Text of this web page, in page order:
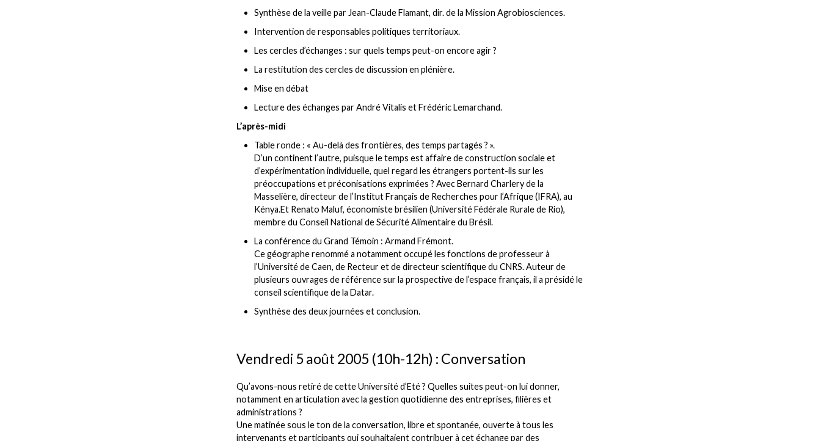
Synthèse de la veille par Jean-Claude Flamant, dir. de la Mission Agrobiosciences.
Intervention de responsables politiques territoriaux.
Les cercles d’échanges : sur quels temps peut-on encore agir ?
La restitution des cercles de discussion en plénière.
Mise en débat
Lecture des échanges par André Vitalis et Frédéric Lemarchand.
L’après-midi
Table ronde : « Au-delà des frontières, des temps partagés ? ».
D’un continent l’autre, puisque le temps est affaire de construction sociale et
d’expérimentation individuelle, quel regard les étrangers portent-ils sur les
préoccupations et préconisations exprimées ? Avec Bernard Charlery de la
Masselière, directeur de l’Institut Français de Recherches pour l’Afrique (IFRA), au
Kénya.Et Renato Maluf, économiste brésilien (Université Fédérale Rurale de Rio),
membre du Conseil National de Sécurité Alimentaire du Brésil.
La conférence du Grand Témoin : Armand Frémont.
Ce géographe renommé a notamment occupé les fonctions de professeur à
l’Université de Caen, de Recteur et de directeur scientifique du CNRS. Auteur de
plusieurs ouvrages de référence sur la prospective de l’espace français, il a présidé le
conseil scientifique de la Datar.
Synthèse des deux journées et conclusion.
Vendredi 5 août 2005 (10h-12h) : Conversation
Qu’avons-nous retiré de cette Université d’Eté ? Quelles suites peut-on lui donner,
notamment en articulation avec la gestion quotidienne des entreprises, filières et
administrations ?
Une matinée sous le ton de la conversation, libre et spontanée, ouverte à tous les
intervenants et participants qui souhaitaient contribuer à cet échange par des